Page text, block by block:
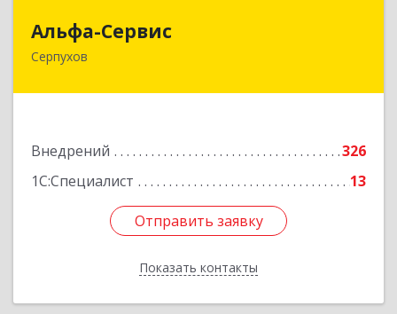
Альфа-Сервис
Серпухов
Внедрений
326
1С:Специалист
13
Отправить заявку
Показать контакты
Отправить заявку
Назад